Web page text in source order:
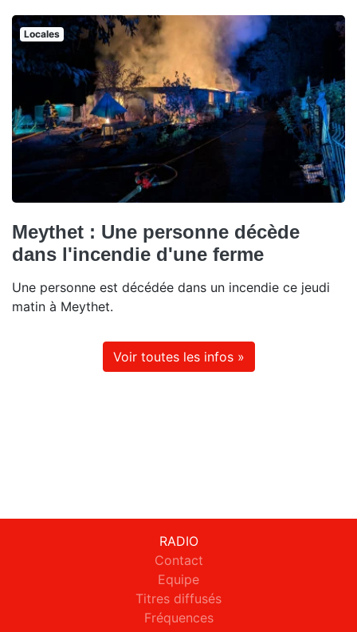
Locales
Meythet : Une personne décède
dans l'incendie d'une ferme
Une personne est décédée dans un incendie ce jeudi
matin à Meythet.
Voir toutes les infos »
RADIO
Contact
Equipe
Titres diffusés
Fréquences